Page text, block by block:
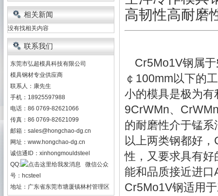
高韧性高耐磨
Cr5Mo1V钢属于
￠100mm以下的
小的模具是极为
9CrWMn、
的耐磨性介于锰
以上两类钢都好，
性，又要求具有
能和品质接近进口
Cr5Mo1V钢适用
相关新闻
没有找相关内容
联系我们
东莞市弘超模具科技有限公司
模具钢材专业供应商
联系人：康先生
手机：18925597988
电话：86 0769-82621066
传真：86 0769-82621099
邮箱： sales@hongchao-dg.cn
网址： www.hongchao-dg.cn
诚信通ID：xinhongmouldsteel
QQ:
微信公众
号：hcsteel
地址：广东省东莞市塘厦镇林村管理区